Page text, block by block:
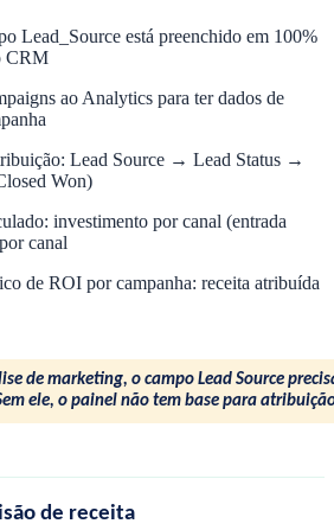
Lead_Source está preenchido em 100%
CRM
ao Analytics para ter dados de
Lead Source → Lead Status →
Won)
investimento por canal (entrada
canal
de ROI por campanha: receita atribuída
de marketing, o campo Lead Source
ele, o painel não tem base para
de receita